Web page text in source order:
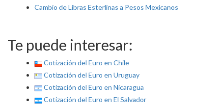
Cambio de Libras Esterlinas a Pesos Mexicanos
Te puede interesar:
Cotización del Euro en Chile
Cotización del Euro en Uruguay
Cotización del Euro en Nicaragua
Cotización del Euro en El Salvador